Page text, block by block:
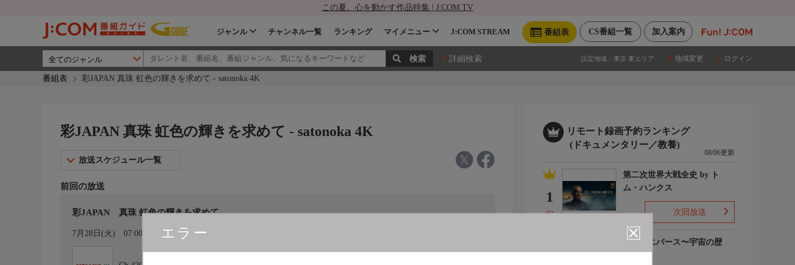
この夏、心を動かす作品特集 | J:COM TV
加入案内
CS番組一覧
番組表
ジャンル チャンネル一覧 ランキング マイメニュー J:COM STREAM
詳細検索 設定地域： 東京 東エリア 地域変更 ログイン
番組表 彩JAPAN 真珠 虹色の輝きを求めて - satonoka 4K
エラー
彩JAPAN 真珠 虹色の輝きを求めて - satonoka 4K
放送スケジュール一覧
前回の放送
彩JAPAN 真珠 虹色の輝きを求めて
7月28日(火) 07:00〜07:30 カレンダー登録
リモート録画予約ランキング
(ドキュメンタリー／教養)
08/06更新
1
(1)
第二次世界大戦全史 by ト
ム・ハンクス
次回放送
ザ・ユニバース〜宇宙の歴